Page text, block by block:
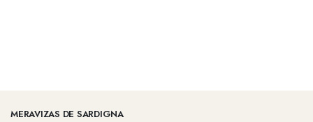
MERAVIZAS DE SARDIGNA